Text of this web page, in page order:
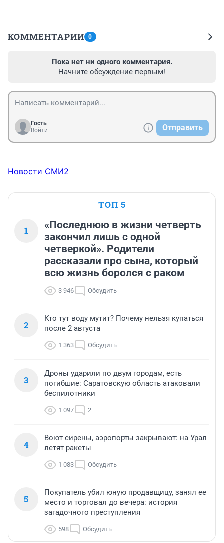
КОММЕНТАРИИ 0
Пока нет ни одного комментария.
Начните обсуждение первым!
Гость
Войти
Отправить
Новости СМИ2
ТОП 5
1
«Последнюю в жизни четверть
закончил лишь с одной
четверкой». Родители
рассказали про сына, который
всю жизнь боролся с раком
3 946 Обсудить
2
Кто тут воду мутит? Почему нельзя купаться
после 2 августа
1 363 Обсудить
3
Дроны ударили по двум городам, есть
погибшие: Саратовскую область атаковали
беспилотники
1 097 2
4
Воют сирены, аэропорты закрывают: на Урал
летят ракеты
1 083 Обсудить
5
Покупатель убил юную продавщицу, занял ее
место и торговал до вечера: история
загадочного преступления
598 Обсудить